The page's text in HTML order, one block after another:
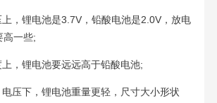
，锂电池是3.7V，铅酸电池是2.0V，放电
高一些;
，锂电池要远远高于铅酸电池;
压下，锂电池重量更轻，尺寸大小形状